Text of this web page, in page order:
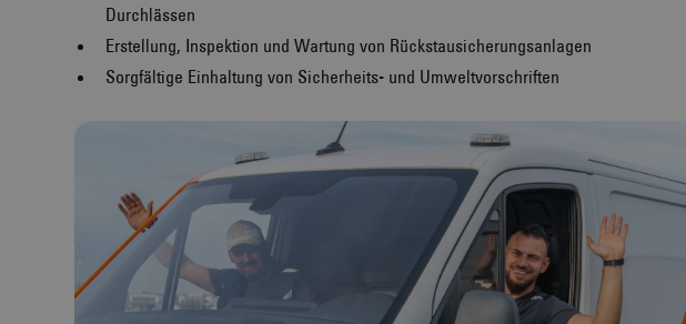
Durchlässen
Erstellung, Inspektion und Wartung von Rückstausicherungsanlagen
Sorgfältige Einhaltung von Sicherheits- und Umweltvorschriften